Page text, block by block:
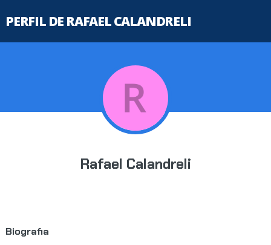
PERFIL DE RAFAEL CALANDRELI
Rafael Calandreli
Biografia